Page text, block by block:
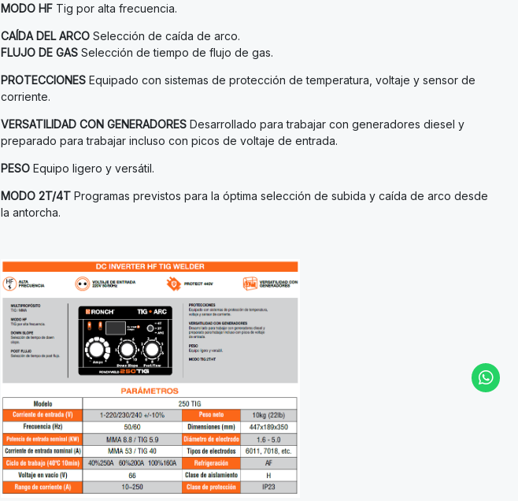
MODO HF Tig por alta frecuencia.
CAÍDA DEL ARCO Selección de caída de arco.
FLUJO DE GAS Selección de tiempo de flujo de gas.
PROTECCIONES Equipado con sistemas de protección de temperatura, voltaje y sensor de
corriente.
VERSATILIDAD CON GENERADORES Desarrollado para trabajar con generadores diesel y
preparado para trabajar incluso con picos de voltaje de entrada.
PESO Equipo ligero y versátil.
MODO 2T/4T Programas previstos para la óptima selección de subida y caída de arco desde
la antorcha.